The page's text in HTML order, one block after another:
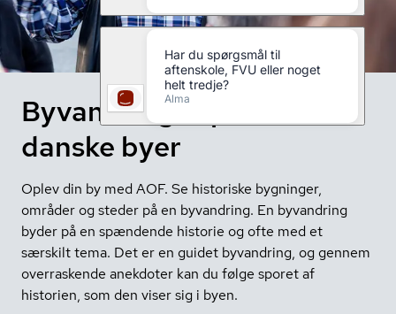
Byvandring: Oplev de
danske byer
Oplev din by med AOF. Se historiske bygninger,
områder og steder på en byvandring. En byvandring
byder på en spændende historie og ofte med et
særskilt tema. Det er en guidet byvandring, og gennem
overraskende anekdoter kan du følge sporet af
historien, som den viser sig i byen.